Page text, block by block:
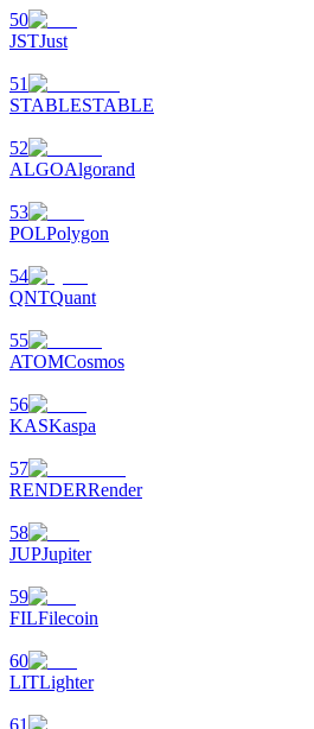
77,777+3k Rewards
กิจกรรมเพิ่มเติม
เข้าสู่ระบบ
50
JSTJust
51
STABLESTABLE
52
ALGOAlgorand
53
POLPolygon
54
QNTQuant
55
ATOMCosmos
56
KASKaspa
57
RENDERRender
58
JUPJupiter
59
FILFilecoin
60
LITLighter